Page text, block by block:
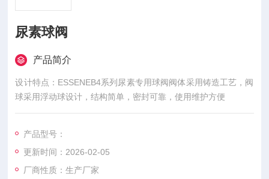
尿素球阀
产品简介
设计特点：ESSENEB4系列尿素专用球阀阀体采用铸造工艺，阀
球采用浮动球设计，结构简单，密封可靠，使用维护方便
产品型号：
更新时间：2026-02-05
厂商性质：生产厂家